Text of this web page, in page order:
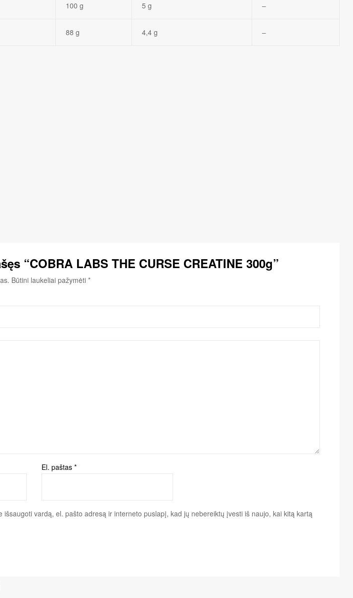
100 g 5 g –
88 g 4,4 g –
“COBRA LABS THE CURSE CREATINE 300g”
Būtini laukeliai pažymėti *
El. paštas *
išsaugoti vardą, el. pašto adresą ir interneto puslapį, kad jų nebereiktų įvesti iš naujo, kai kitą kartą